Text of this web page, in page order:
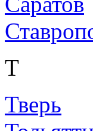
Т
Тверь